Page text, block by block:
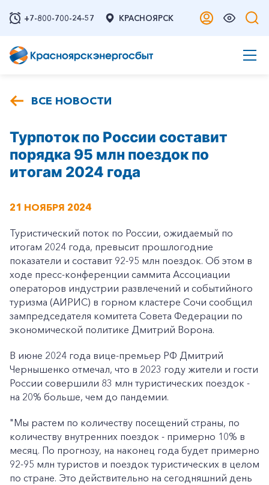
+7-800-700-24-57 КРАСНОЯРСК
ВСЕ НОВОСТИ
Турпоток по России составит
порядка 95 млн поездок по
итогам 2024 года
21 НОЯБРЯ 2024
Туристический поток по России, ожидаемый по
итогам 2024 года, превысит прошлогодние
показатели и составит 92-95 млн поездок. Об этом в
ходе пресс-конференции саммита Ассоциации
операторов индустрии развлечений и событийного
туризма (АИРИС) в горном кластере Сочи сообщил
зампредседателя комитета Совета Федерации по
экономической политике Дмитрий Ворона.
В июне 2024 года вице-премьер РФ Дмитрий
Чернышенко отмечал, что в 2023 году жители и гости
России совершили 83 млн туристических поездок -
на 20% больше, чем до пандемии.
"Мы растем по количеству посещений страны, по
количеству внутренних поездок - примерно 10% в
месяц. По прогнозу, на наконец года будет примерно
92-95 млн туристов и поездок туристических в целом
по стране. Это действительно на сегодняшний день